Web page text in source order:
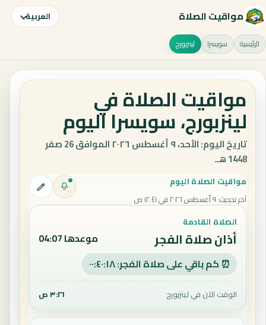
مواقيت الصلاة العربية
الرئيسية سويسرا لينزبورج
مواقيت الصلاة في
لينزبورج، سويسرا اليوم
تاريخ اليوم: الأحد، ٩ أغسطس ٢٠٢٦ الموافق 26 صفر
1448 هـ.
مواقيت الصلاة اليوم
آخر تحديث: ٩ أغسطس ٢٠٢٦ في ١٢:٤١ ص
الصلاة القادمة
أذان صلاة الفجر موعدها 04:07
⏰ كم باقي على صلاة الفجر: ٠٠:٤٠:١٧
الوقت الآن في لينزبورج ٣:٢٦ ص